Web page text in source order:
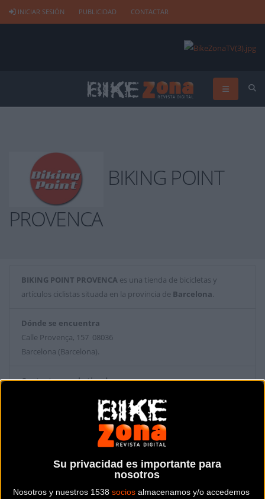
Su privacidad es importante para
nosotros
Nosotros y nuestros 1538 socios almacenamos y/o accedemos
INICIAR SESIÓN PUBLICIDAD CONTACTAR
BIKING POINT
PROVENCA
BIKING POINT PROVENCA es una tienda de bicicletas y
artículos ciclistas situada en la provincia de Barcelona.
Dónde se encuentra
Calle Provença, 157 08036
Barcelona (Barcelona).
Contactar con la tienda
Web y RRSS de la tienda